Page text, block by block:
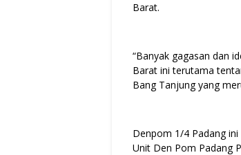
Barat.
“Banyak gagasan dan
Barat ini terutama
Bang Tanjung yang
Denpom 1/4 Padang
Unit Den Pom Padang